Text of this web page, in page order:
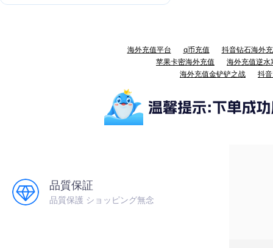
海外充值平台 q币充值
抖音钻石海外
苹果卡密海外充值
海外充值逆水
海外充值金铲铲之战
抖
品質保証
品質保護 ショッピング無念